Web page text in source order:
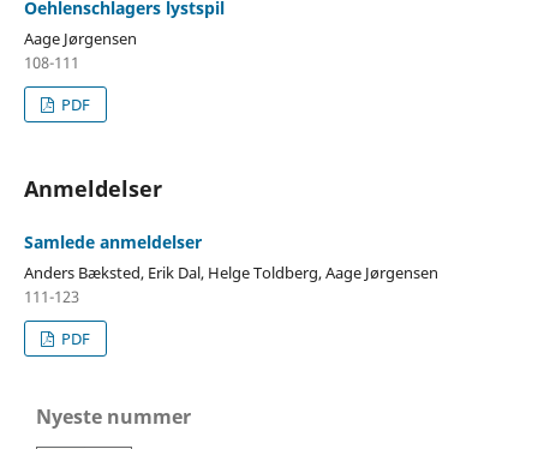
Oehlenschlagers lystspil
Aage Jørgensen
108-111
PDF
Anmeldelser
Samlede anmeldelser
Anders Bæksted, Erik Dal, Helge Toldberg, Aage Jørgensen
111-123
PDF
Nyeste nummer